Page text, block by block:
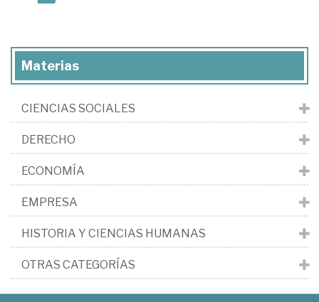
Materias
CIENCIAS SOCIALES
DERECHO
ECONOMÍA
EMPRESA
HISTORIA Y CIENCIAS HUMANAS
OTRAS CATEGORÍAS